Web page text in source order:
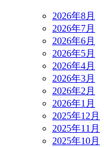
2026年8月
2026年7月
2026年6月
2026年5月
2026年4月
2026年3月
2026年2月
2026年1月
2025年12月
2025年11月
2025年10月